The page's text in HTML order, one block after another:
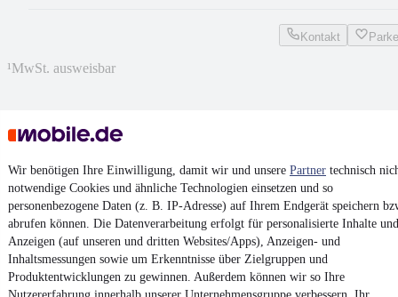
Wir benötigen Ihre Einwilligung, damit wir und unsere Partner technisch
notwendige Cookies und ähnliche Technologien einsetzen und so
personenbezogene Daten (z. B. IP-Adresse) auf Ihrem Endgerät speichern
abrufen können. Die Datenverarbeitung erfolgt für personalisierte Inhalte und
Anzeigen (auf unseren und dritten Websites/Apps), Anzeigen- und
Inhaltsmessungen sowie um Erkenntnisse über Zielgruppen und
Produktentwicklungen zu gewinnen. Außerdem können wir so Ihre
Kontakt
¹MwSt. ausweisbar
4.6 Sterne
Nutze mobile.de schnell und einfach
App installieren
Impressum
AGB